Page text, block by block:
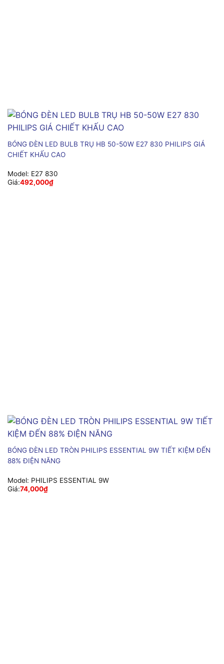
BÓNG ĐÈN LED BULB TRỤ HB 50-50W E27 830 PHILIPS GIÁ
CHIẾT KHẤU CAO
Model: E27 830
Giá:492,000₫
BÓNG ĐÈN LED TRÒN PHILIPS ESSENTIAL 9W TIẾT KIỆM ĐẾN
88% ĐIỆN NĂNG
Model: PHILIPS ESSENTIAL 9W
Giá:74,000₫